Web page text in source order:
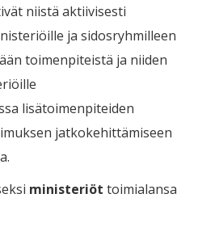
niistä aktiivisesti
ja sidosryhmilleen
toimenpiteistä ja niiden
lisätoimenpiteiden
jatkokehittämiseen
ministeriöt toimialansa